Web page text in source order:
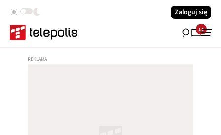
Zaloguj się
11